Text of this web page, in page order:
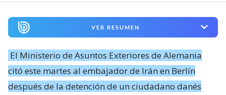
VER RESUMEN
El Ministerio de Asuntos Exteriores de Alemania
citó este martes al embajador de Irán en Berlín
después de la detención de un ciudadano danés